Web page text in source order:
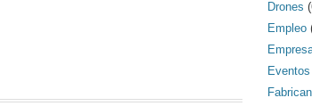
Drones
Empleo
Eventos